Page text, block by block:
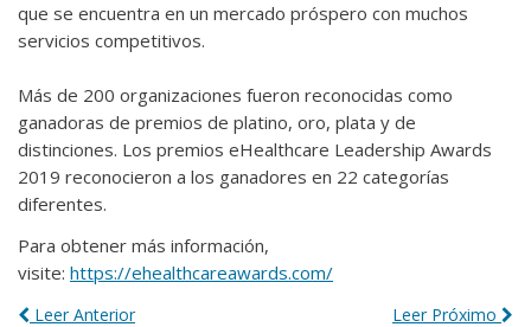
que se encuentra en un mercado próspero con muchos
servicios competitivos.
Más de 200 organizaciones fueron reconocidas como
ganadoras de premios de platino, oro, plata y de
distinciones. Los premios eHealthcare Leadership Awards
2019 reconocieron a los ganadores en 22 categorías
diferentes.
Para obtener más información,
visite: https://ehealthcareawards.com/
Leer Próximo
Leer Anterior